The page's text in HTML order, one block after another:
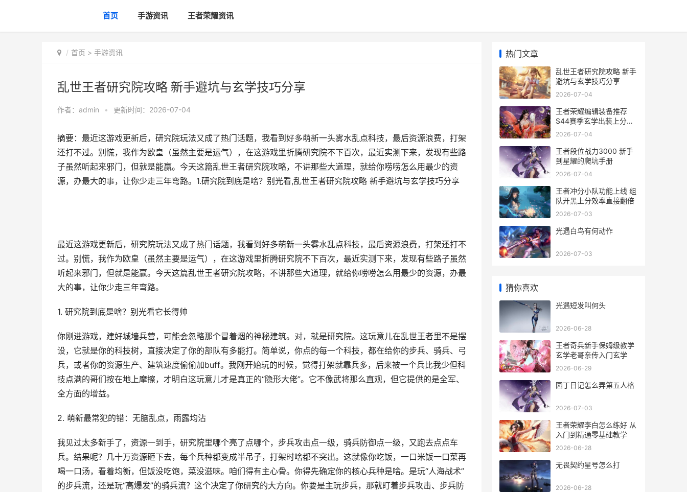
首页 手游资讯 王者荣耀资讯
首页 > 手游资讯
乱世王者研究院攻略 新手避坑与玄学技巧分享
作者： admin • 更新时间：2026-07-04
摘要：最近这游戏更新后，研究院玩法又成了热门话题，我看到好多萌新一头雾水乱点科技，最后资源浪费，打架
还打不过。别慌，我作为欧皇（虽然主要是运气），在这游戏里折腾研究院不下百次，最近实测下来，发现有些路
子虽然听起来邪门，但就是能赢。今天这篇乱世王者研究院攻略，不讲那些大道理，就给你唠唠怎么用最少的资
源，办最大的事，让你少走三年弯路。1.研究院到底是啥？别光看,乱世王者研究院攻略 新手避坑与玄学技巧分享
最近这游戏更新后，研究院玩法又成了热门话题，我看到好多萌新一头雾水乱点科技，最后资源浪费，打架还打不
过。别慌，我作为欧皇（虽然主要是运气），在这游戏里折腾研究院不下百次，最近实测下来，发现有些路子虽然
听起来邪门，但就是能赢。今天这篇乱世王者研究院攻略，不讲那些大道理，就给你唠唠怎么用最少的资源，办最
大的事，让你少走三年弯路。
1. 研究院到底是啥？别光看它长得帅
你刚进游戏，建好城墙兵营，可能会忽略那个冒着烟的神秘建筑。对，就是研究院。这玩意儿在乱世王者里不是摆
设，它就是你的科技树，直接决定了你的部队有多能打。简单说，你点的每一个科技，都在给你的步兵、骑兵、弓
兵，或者你的资源生产、建筑速度偷偷加buff。我刚开始玩的时候，觉得打架就靠兵多，后来被一个兵比我少但科
技点满的哥们按在地上摩擦，才明白这玩意儿才是真正的“隐形大佬”。它不像武将那么直观，但它提供的是全军、
全方面的增益。
2. 萌新最常犯的错：无脑乱点，雨露均沾
我见过太多新手了，资源一到手，研究院里哪个亮了点哪个，步兵攻击点一级，骑兵防御点一级，又跑去点点车
兵。结果呢？几十万资源砸下去，每个兵种都变成半吊子，打架时啥都不突出。这就像你吃饭，一口米饭一口菜再
喝一口汤，看着均衡，但饭没吃饱，菜没滋味。咱们得有主心骨。你得先确定你的核心兵种是啥。是玩“人海战术”
的步兵流，还是玩“高爆发”的骑兵流？这个决定了你研究的大方向。你要是主玩步兵，那就盯着步兵攻击、步兵防
热门文章
乱世王者研究院攻略 新手
避坑与玄学技巧分享
2026-07-04
王者荣耀编辑装备推荐
S44赛季玄学出装上分秘
籍
2026-07-04
王者段位战力3000 新手
到星耀的爬坑手册
2026-07-04
王者冲分小队功能上线 组
队开黑上分效率直接翻倍
2026-07-03
光遇白鸟有何动作
2026-07-03
猜你喜欢
光遇短发叫何头
2026-06-28
王者奇兵新手保姆级教学
玄学老哥亲传入门玄学
2026-06-29
园丁日记怎么弄第五人格
2026-07-03
王者荣耀李白怎么练好 从
入门到精通零基础教学
2026-06-28
无畏契约星号怎么打
2026-06-28